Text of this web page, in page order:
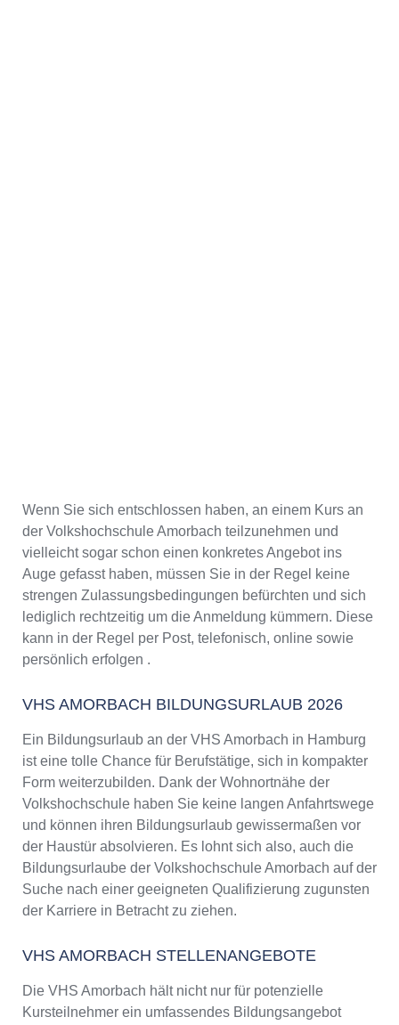
Wenn Sie sich entschlossen haben, an einem Kurs an
der Volkshochschule Amorbach teilzunehmen und
vielleicht sogar schon einen konkretes Angebot ins
Auge gefasst haben, müssen Sie in der Regel keine
strengen Zulassungsbedingungen befürchten und sich
lediglich rechtzeitig um die Anmeldung kümmern. Diese
kann in der Regel per Post, telefonisch, online sowie
persönlich erfolgen .
VHS AMORBACH BILDUNGSURLAUB 2026
Ein Bildungsurlaub an der VHS Amorbach in Hamburg
ist eine tolle Chance für Berufstätige, sich in kompakter
Form weiterzubilden. Dank der Wohnortnähe der
Volkshochschule haben Sie keine langen Anfahrtswege
und können ihren Bildungsurlaub gewissermaßen vor
der Haustür absolvieren. Es lohnt sich also, auch die
Bildungsurlaube der Volkshochschule Amorbach auf der
Suche nach einer geeigneten Qualifizierung zugunsten
der Karriere in Betracht zu ziehen.
VHS AMORBACH STELLENANGEBOTE
Die VHS Amorbach hält nicht nur für potenzielle
Kursteilnehmer ein umfassendes Bildungsangebot